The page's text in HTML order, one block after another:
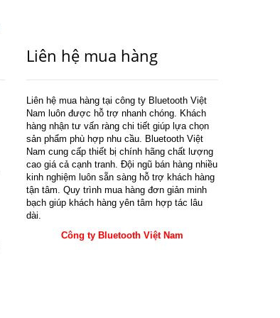
Liên hệ mua hàng
Liên hệ mua hàng tại công ty Bluetooth Việt
Nam luôn được hỗ trợ nhanh chóng. Khách
hàng nhận tư vấn ràng chi tiết giúp lựa chọn
sản phẩm phù hợp nhu cầu. Bluetooth Việt
Nam cung cấp thiết bị chính hãng chất lượng
cao giá cả cạnh tranh. Đội ngũ bán hàng nhiều
kinh nghiệm luôn sẵn sàng hỗ trợ khách hàng
tận tâm. Quy trình mua hàng đơn giản minh
bạch giúp khách hàng yên tâm hợp tác lâu
dài.
Công ty Bluetooth Việt Nam